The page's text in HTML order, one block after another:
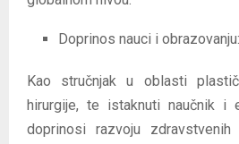
Doprinos nauci i obrazovanju:
Kao stručnjak u oblasti
hirurgije, te istaknuti naučnik i
doprinosi razvoju